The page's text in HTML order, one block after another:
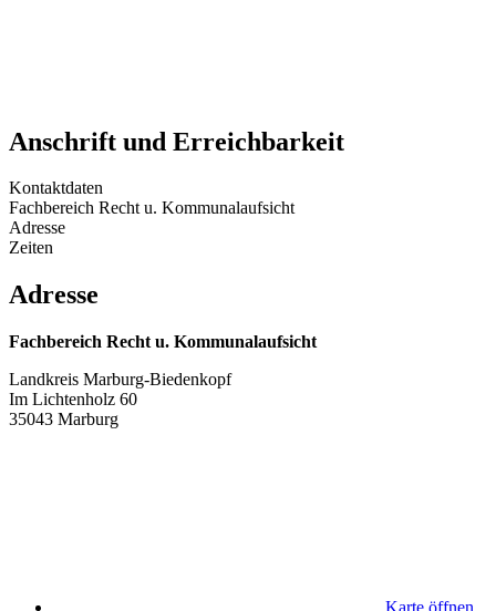
Anschrift und Erreichbarkeit
Kontaktdaten
Fachbereich Recht u. Kommunalaufsicht
Adresse
Zeiten
Adresse
Fachbereich Recht u. Kommunalaufsicht
Landkreis Marburg-Biedenkopf
Im Lichtenholz 60
35043 Marburg